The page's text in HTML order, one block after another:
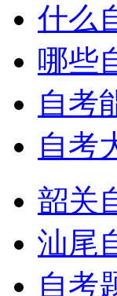
什么
哪些
自考
自考
韶关
汕尾
自考